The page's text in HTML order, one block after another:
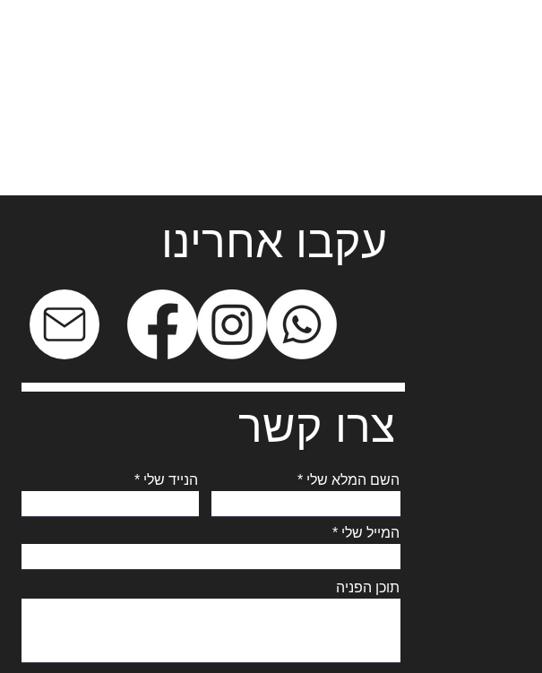
עקבו אחרינו
צרו קשר
הנייד שלי השם המלא שלי
המייל שלי
תוכן הפניה